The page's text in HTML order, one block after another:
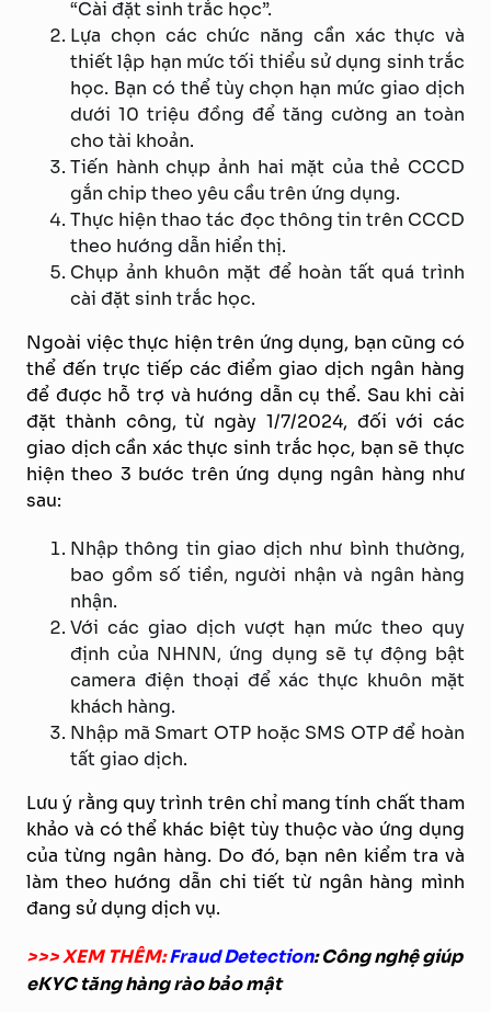
“Cài đặt sinh trắc học”.
Lựa chọn các chức năng cần xác thực và
thiết lập hạn mức tối thiểu sử dụng sinh trắc
học. Bạn có thể tùy chọn hạn mức giao dịch
dưới 10 triệu đồng để tăng cường an toàn
cho tài khoản.
Tiến hành chụp ảnh hai mặt của thẻ CCCD
gắn chip theo yêu cầu trên ứng dụng.
Thực hiện thao tác đọc thông tin trên CCCD
theo hướng dẫn hiển thị.
Chụp ảnh khuôn mặt để hoàn tất quá trình
cài đặt sinh trắc học.
Ngoài việc thực hiện trên ứng dụng, bạn cũng có
thể đến trực tiếp các điểm giao dịch ngân hàng
để được hỗ trợ và hướng dẫn cụ thể. Sau khi cài
đặt thành công, từ ngày 1/7/2024, đối với các
giao dịch cần xác thực sinh trắc học, bạn sẽ thực
hiện theo 3 bước trên ứng dụng ngân hàng như
sau:
Nhập thông tin giao dịch như bình thường,
bao gồm số tiền, người nhận và ngân hàng
nhận.
Với các giao dịch vượt hạn mức theo quy
định của NHNN, ứng dụng sẽ tự động bật
camera điện thoại để xác thực khuôn mặt
khách hàng.
Nhập mã Smart OTP hoặc SMS OTP để hoàn
tất giao dịch.
Lưu ý rằng quy trình trên chỉ mang tính chất tham
khảo và có thể khác biệt tùy thuộc vào ứng dụng
của từng ngân hàng. Do đó, bạn nên kiểm tra và
làm theo hướng dẫn chi tiết từ ngân hàng mình
đang sử dụng dịch vụ.
>>> XEM THÊM:Fraud Detection: Công nghệ giúp
eKYC tăng hàng rào bảo mật